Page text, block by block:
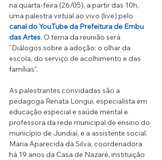
na quarta-feira (26/05), a partir das 10h,
uma palestra virtual ao vivo (live) pelo
canal do YouTube da Prefeitura de Embu
das Artes. O tema da reunião será
“Diálogos sobre a adoção: o olhar da
escola, do serviço de acolhimento e das
famílias”.
As palestrantes convidadas são a
pedagoga Renata Longui, especialista em
educação especial e saúde mental e
professora da rede municipal de ensino do
município de Jundiaí, e a assistente social,
Maria Aparecida da Silva, coordenadora
há 19 anos da Casa de Nazaré, instituição